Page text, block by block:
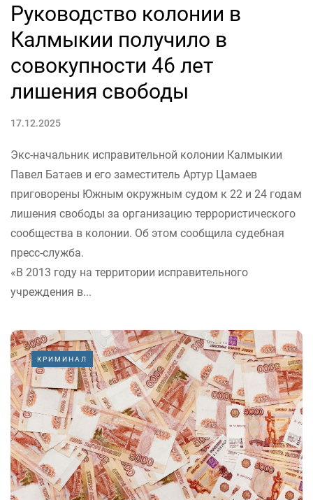
Руководство колонии в
Калмыкии получило в
совокупности 46 лет
лишения свободы
17.12.2025
Экс-начальник исправительной колонии Калмыкии
Павел Батаев и его заместитель Артур Цамаев
приговорены Южным окружным судом к 22 и 24 годам
лишения свободы за организацию террористического
сообщества в колонии. Об этом сообщила судебная
пресс-служба.
«В 2013 году на территории исправительного
учреждения в...
КРИМИНАЛ